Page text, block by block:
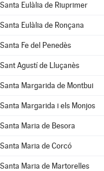
Santa Eulàlia de Riuprimer
Santa Eulàlia de Ronçana
Santa Fe del Penedès
Sant Agustí de Lluçanès
Santa Margarida de Montbui
Santa Margarida i els Monjos
Santa Maria de Besora
Santa Maria de Corcó
Santa Maria de Martorelles